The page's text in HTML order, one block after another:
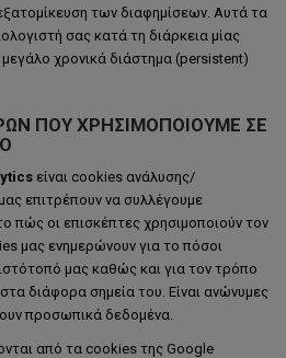
των διαφημίσεων. Αυτά τα
σας κατά τη διάρκεια μίας
χρονικά διάστημα (persistent)
ΠΟΥ ΧΡΗΣΙΜΟΠΟΙΟΎΜΕ ΣΕ
είναι cookies ανάλυσης/
επιτρέπουν να συλλέγουμε
πώς οι επισκέπτες χρησιμοποιούν τον
μας ενημερώνουν για το πόσοι
μας καθώς και για τον τρόπο
διάφορα σημεία του. Είναι ανώνυμες
προσωπικά δεδομένα.
από τα cookies της Google